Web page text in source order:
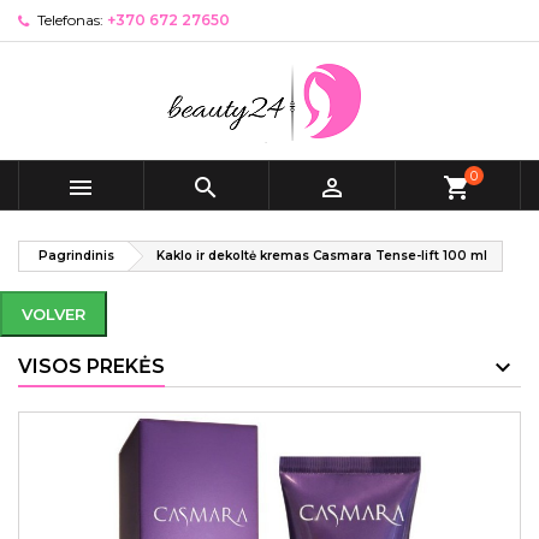
Telefonas: +370 672 27650
   shopping_cart0
Pagrindinis Kaklo ir dekoltė kremas Casmara Tense-lift 100 ml
VOLVER
VISOS PREKĖS